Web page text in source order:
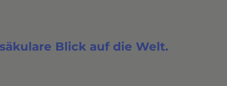
Blick auf die Welt.